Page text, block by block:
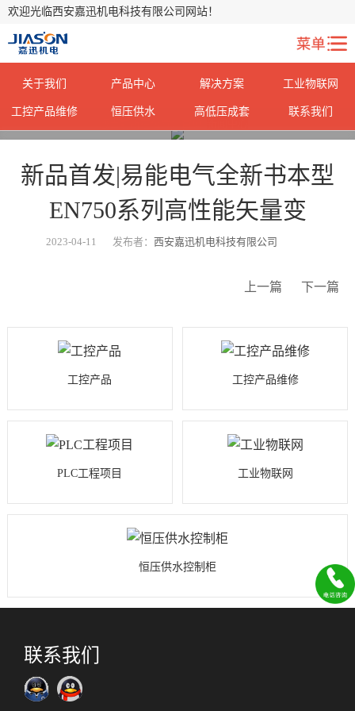
欢迎光临西安嘉迅机电科技有限公司网站！
关于我们 产品中心 解决方案 工业物联网
工控产品维修 恒压供水 高低压成套
联系我们
新品首发|易能电气全新书本型
EN750系列高性能矢量变
2023-04-11 发布者： 西安嘉迅机电科技有限公司
上一篇 下一篇
工控产品 工控产品维修
PLC工程项目 工业物联网
恒压供水控制柜
联系我们